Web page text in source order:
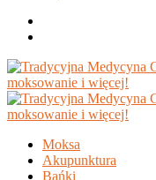
Moksa
Akupunktura
Bańki